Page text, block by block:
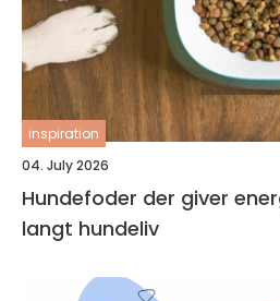
inspiration
04. July 2026
Hundefoder der giver
langt hundeliv